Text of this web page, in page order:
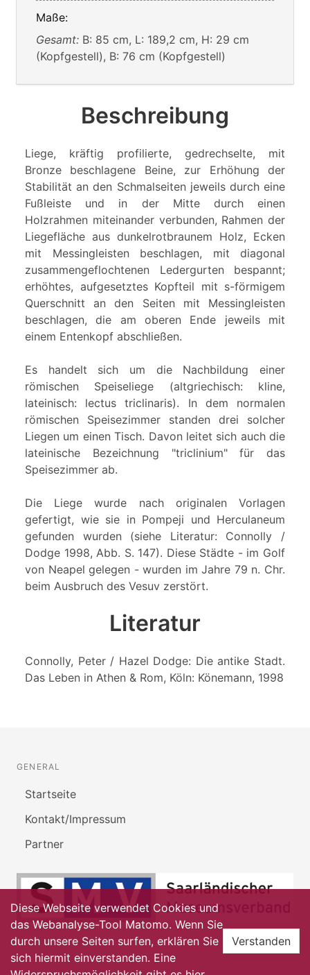
Maße:
Gesamt: B: 85 cm, L: 189,2 cm, H: 29 cm
(Kopfgestell), B: 76 cm (Kopfgestell)
Beschreibung
Liege, kräftig profilierte, gedrechselte, mit
Bronze beschlagene Beine, zur Erhöhung der
Stabilität an den Schmalseiten jeweils durch eine
Fußleiste und in der Mitte durch einen
Holzrahmen miteinander verbunden, Rahmen der
Liegefläche aus dunkelrotbraunem Holz, Ecken
mit Messingleisten beschlagen, mit diagonal
zusammengeflochtenen Ledergurten bespannt;
erhöhtes, aufgesetztes Kopfteil mit s-förmigem
Querschnitt an den Seiten mit Messingleisten
beschlagen, die am oberen Ende jeweils mit
einem Entenkopf abschließen.
Es handelt sich um die Nachbildung einer
römischen Speiseliege (altgriechisch: kline,
lateinisch: lectus triclinaris). In dem normalen
römischen Speisezimmer standen drei solcher
Liegen um einen Tisch. Davon leitet sich auch die
lateinische Bezeichnung "triclinium" für das
Speisezimmer ab.
Die Liege wurde nach originalen Vorlagen
gefertigt, wie sie in Pompeji und Herculaneum
gefunden wurden (siehe Literatur: Connolly /
Dodge 1998, Abb. S. 147). Diese Städte - im Golf
von Neapel gelegen - wurden im Jahre 79 n. Chr.
beim Ausbruch des Vesuv zerstört.
Literatur
Connolly, Peter / Hazel Dodge: Die antike Stadt.
Das Leben in Athen & Rom, Köln: Könemann, 1998
GENERAL
Startseite
Kontakt/Impressum
Partner
Diese Webseite verwendet Cookies und
das Webanalyse-Tool Matomo. Wenn Sie
durch unsere Seiten surfen, erklären Sie
sich hiermit einverstanden. Eine
Verstanden